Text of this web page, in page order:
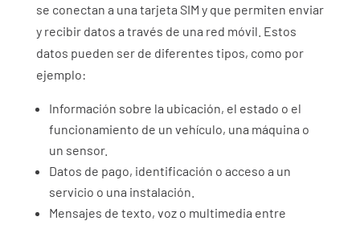
se conectan a una tarjeta SIM y que permiten enviar
y recibir datos a través de una red móvil. Estos
datos pueden ser de diferentes tipos, como por
ejemplo:
Información sobre la ubicación, el estado o el
funcionamiento de un vehículo, una máquina o
un sensor.
Datos de pago, identificación o acceso a un
servicio o una instalación.
Mensajes de texto, voz o multimedia entre